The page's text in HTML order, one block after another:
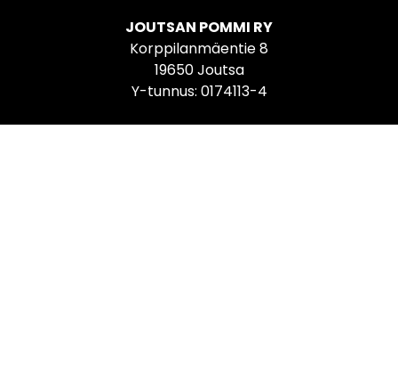
JOUTSAN POMMI RY
Korppilanmäentie 8
19650 Joutsa
Y-tunnus: 0174113-4